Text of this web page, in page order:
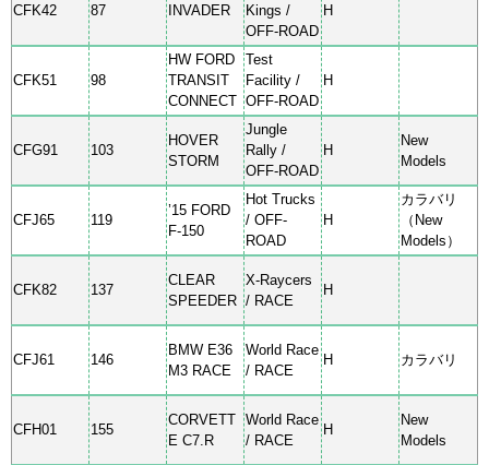
CFK42 87 INVADER
Kings /
OFF-ROAD
H
CFK51 98
HW FORD
TRANSIT
CONNECT
Test
Facility /
OFF-ROAD
H
CFG91 103
HOVER
STORM
Jungle
Rally /
OFF-ROAD
H
New
Models
CFJ65 119
’15 FORD
F-150
Hot Trucks
/ OFF-
ROAD
H
カラバリ
（New
Models）
CFK82 137
CLEAR
SPEEDER
X-Raycers
/ RACE
H
CFJ61 146
BMW E36
M3 RACE
World Race
/ RACE
H カラバリ
CFH01 155
CORVETT
E C7.R
World Race
/ RACE
H
New
Models